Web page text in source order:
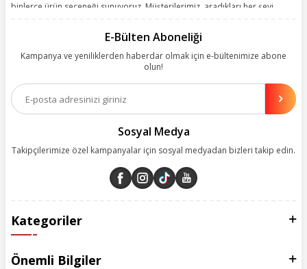
binlerce ürün seçeneği sunuyoruz. Müşterilerimiz, aradıkları her şeyi
kolay, kusursuz ve keyifli bir alışveriş yolculuğu sunarken deneyiminize
olanakları sunuyoruz. Çalışmalarımızı müşterilerimizin memnuniyetini
esas alarak yürütüyoruz.
E-Bülten Aboneliği
Kampanya ve yeniliklerden haberdar olmak için e-bültenimize abone
olun!
Sosyal Medya
Takipçilerimize özel kampanyalar için sosyal medyadan bizleri takip edin.
Kategoriler
Önemli Bilgiler